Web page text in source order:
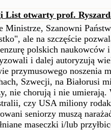
List otwarty prof.
Ministrze, Szanowni
ale na szczęście
polskich
i dalej autoryzują
przymusowego noszenia
Szwecji, na Białorusi
nie chorują i nie
czy USA miliony
seniorzy muszą
maseczki i/lub